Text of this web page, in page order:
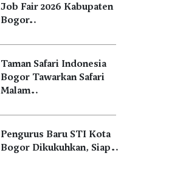
Job Fair 2026 Kabupaten
Bogor…
Taman Safari Indonesia
Bogor Tawarkan Safari
Malam…
Pengurus Baru STI Kota
Bogor Dikukuhkan, Siap…